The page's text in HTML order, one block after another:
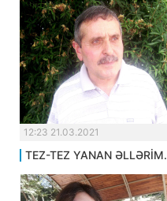
12:23 21.03.2021
TEZ-TEZ YANAN ƏLLƏRİM.